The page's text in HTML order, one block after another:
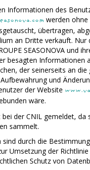
Informationen des
werden ohne
übertragen,
an Dritte verkauft. Nur
SEASONOVA und
besagten Informationen
der seinerseits an die
und
der Website
wäre.
der CNIL gemeldet, da
sammelt.
durch die
Umsetzung der
Schutz von